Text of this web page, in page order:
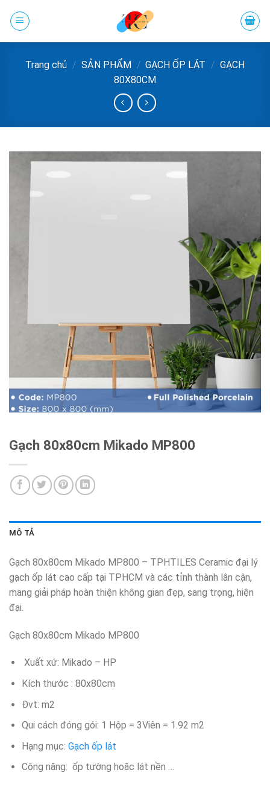
đến
Trang chủ / SẢN PHẨM / GẠCH ỐP LÁT / GẠCH
80X80CM
Gạch 80x80cm Mikado MP800
MÔ TẢ
Gạch 80x80cm Mikado MP800 – TPHTILES Ceramic đại lý
gạch ốp lát cao cấp tại TPHCM và các tỉnh thành lân cận,
mang giải pháp hoàn thiện không gian đẹp, sang trọng, hiện
đại.
Gạch 80x80cm Mikado MP800
Xuất xứ: Mikado – HP
Kích thước : 80x80cm
Đvt: m2
Qui cách đóng gói: 1 Hộp = 3Viên = 1.92 m2
Hạng mục: Gạch ốp lát
Công năng: ốp tường hoặc lát nền …